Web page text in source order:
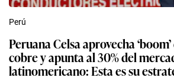
Perú
Peruana Celsa aprovecha
cobre y apunta al 30% del
latinomericano: Esta es su